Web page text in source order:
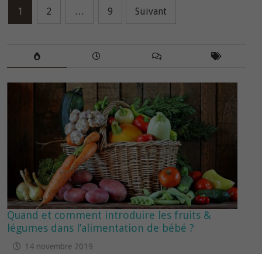
Navigation
articles
1 2 … 9 Suivant
Quand et comment introduire les fruits &
légumes dans l’alimentation de bébé ?
14 novembre 2019